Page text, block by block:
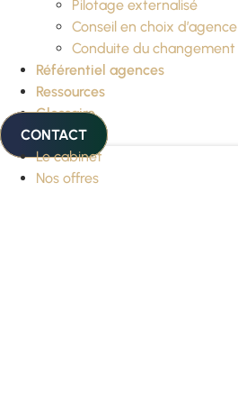
Pilotage externalisé
Conseil en choix d’agence
Conduite du changement
Référentiel agences
Ressources
Glossaire
CONTACT
Le cabinet
Nos offres